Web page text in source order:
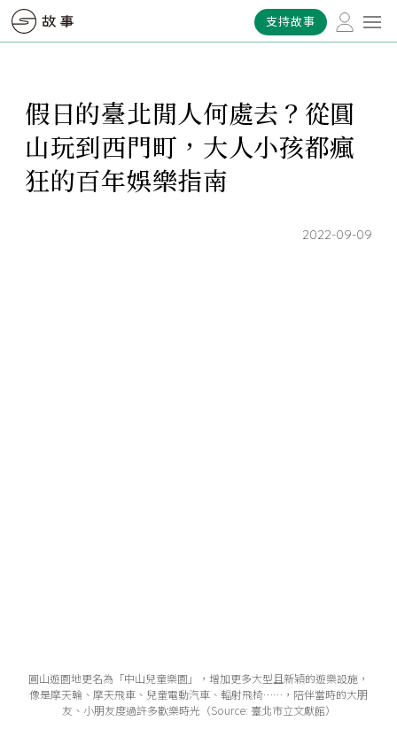
支持故事
假日的臺北閒人何處去？從圓
山玩到西門町，大人小孩都瘋
狂的百年娛樂指南
2022-09-09
圓山遊園地更名為「中山兒童樂園」，增加更多大型且新穎的遊樂設施，
像是摩天輪、摩天飛車、兒童電動汽車、輻射飛椅……，陪伴當時的大朋
友、小朋友度過許多歡樂時光（Source: 臺北市立文獻館）